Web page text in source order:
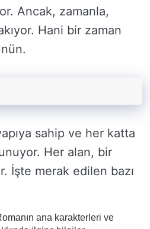
Ancak, zamanla,
Hani bir zaman
sahip ve her katta
Her alan, bir
İşte merak edilen bazı
ana karakterleri ve